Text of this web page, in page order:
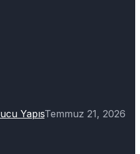
YapısTemmuz 21, 2026